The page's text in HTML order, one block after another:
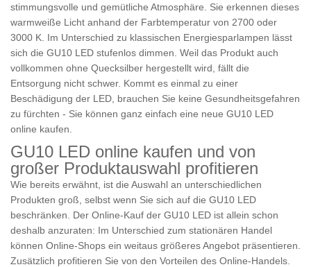
stimmungsvolle und gemütliche Atmosphäre. Sie erkennen dieses
warmweiße Licht anhand der Farbtemperatur von 2700 oder
3000 K. Im Unterschied zu klassischen Energiesparlampen lässt
sich die GU10 LED stufenlos dimmen. Weil das Produkt auch
vollkommen ohne Quecksilber hergestellt wird, fällt die
Entsorgung nicht schwer. Kommt es einmal zu einer
Beschädigung der LED, brauchen Sie keine Gesundheitsgefahren
zu fürchten - Sie können ganz einfach eine neue GU10 LED
online kaufen.
GU10 LED online kaufen und von
großer Produktauswahl profitieren
Wie bereits erwähnt, ist die Auswahl an unterschiedlichen
Produkten groß, selbst wenn Sie sich auf die GU10 LED
beschränken. Der Online-Kauf der GU10 LED ist allein schon
deshalb anzuraten: Im Unterschied zum stationären Handel
können Online-Shops ein weitaus größeres Angebot präsentieren.
Zusätzlich profitieren Sie von den Vorteilen des Online-Handels.